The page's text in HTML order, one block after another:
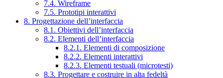
7.4. Wireframe
7.5. Prototipi interattivi
8. Progettazione dell’interfaccia
8.1. Obiettivi dell’interfaccia
8.2. Elementi dell’interfaccia
8.2.1. Elementi di composizione
8.2.2. Elementi interattivi
8.2.3. Elementi testuali (microtesti)
8.3. Progettare e costruire in alta fedeltà